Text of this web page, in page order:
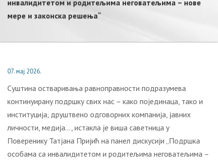
инвалидитетом и родитељима неговатељима – нове
мере и законска решења“
07. мај 2026.
Суштина остваривања равноправности подразумева
континуирану подршку свих нас – како појединаца, тако и
институција, друштвено одговорних компанија, јавних
личности, медија…, истакла је виша саветница у
Поверенику Татјана Пријић на панел дискусији „Подршка
особама са инвалидитетом и родитељима неговатељима –